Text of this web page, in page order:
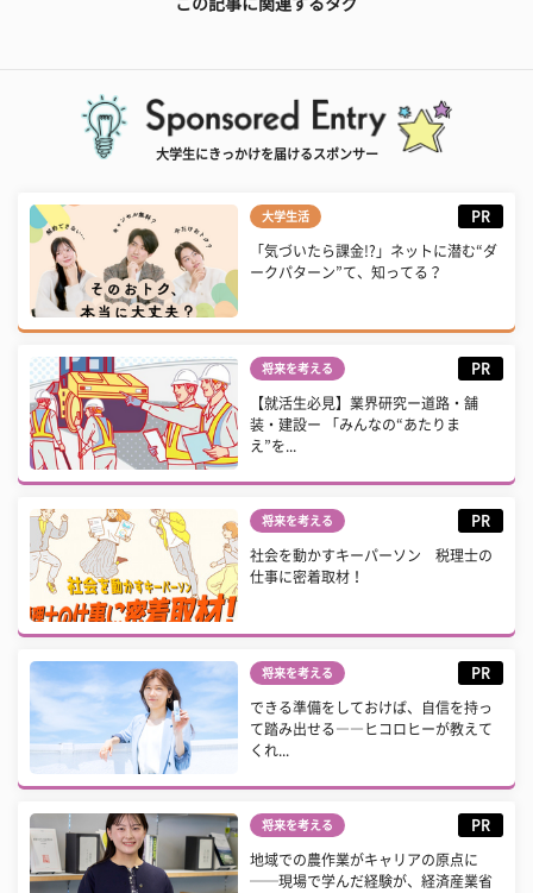
大学生にきっかけを届けるスポンサー
大学生活 PR
「気づいたら課金!?」ネットに潜む“ダ
ークパターン”て、知ってる？
将来を考える PR
【就活生必見】業界研究ー道路・舗
装・建設ー 「みんなの“あたりま
え”を...
将来を考える PR
社会を動かすキーパーソン 税理士の
仕事に密着取材！
将来を考える PR
できる準備をしておけば、自信を持っ
て踏み出せる――ヒコロヒーが教えて
くれ...
将来を考える PR
地域での農作業がキャリアの原点に
──現場で学んだ経験が、経済産業省